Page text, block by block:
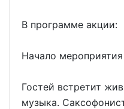
В программе акции:
Начало мероприятия
Гостей встретит
музыка.